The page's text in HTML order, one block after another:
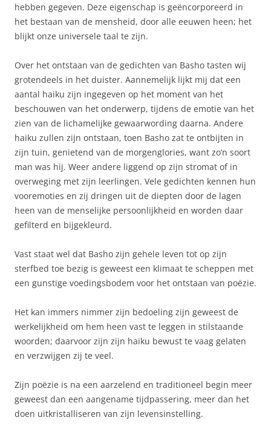
hebben gegeven. Deze eigenschap is geëncorporeerd in
het bestaan van de mensheid, door alle eeuwen heen; het
blijkt onze universele taal te zijn.
Over het ontstaan van de gedichten van Basho tasten wij
grotendeels in het duister. Aannemelijk lijkt mij dat een
aantal haiku zijn ingegeven op het moment van het
beschouwen van het onderwerp, tijdens de emotie van het
zien van de lichamelijke gewaarwording daarna. Andere
haiku zullen zijn ontstaan, toen Basho zat te ontbijten in
zijn tuin, genietend van de morgenglories, want zo’n soort
man was hij. Weer andere liggend op zijn stromat of in
overweging met zijn leerlingen. Vele gedichten kennen hun
vooremoties en zij dringen uit de diepten door de lagen
heen van de menselijke persoonlijkheid en worden daar
gefilterd en bijgekleurd.
Vast staat wel dat Basho zijn gehele leven tot op zijn
sterfbed toe bezig is geweest een klimaat te scheppen met
een gunstige voedingsbodem voor het ontstaan van poëzie.
Het kan immers nimmer zijn bedoeling zijn geweest de
werkelijkheid om hem heen vast te leggen in stilstaande
woorden; daarvoor zijn zijn haiku bewust te vaag gelaten
en verzwijgen zij te veel.
Zijn poëzie is na een aarzelend en traditioneel begin meer
geweest dan een aangename tijdpassering, meer dan het
doen uitkristalliseren van zijn levensinstelling.